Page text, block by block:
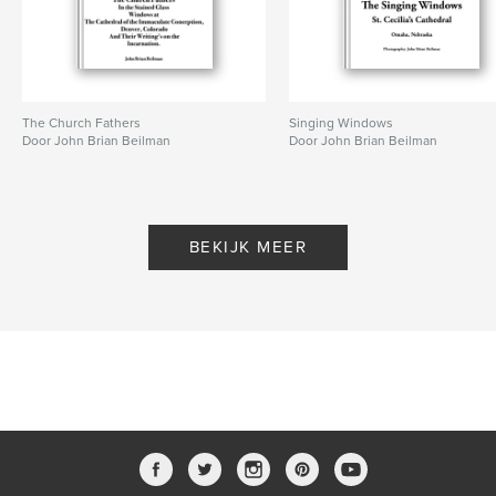
The Church Fathers
Door John Brian Beilman
Singing Windows
Door John Brian Beilman
BEKIJK MEER